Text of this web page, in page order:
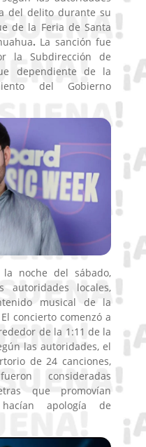
del delito durante su
de la Feria de Santa
. La sanción fue
la Subdirección de
dependiente de la
del Gobierno
noche del sábado,
autoridades locales,
musical de la
concierto comenzó a
de la 1:11 de la
las autoridades, el
de 24 canciones,
consideradas
que promovían
apología de